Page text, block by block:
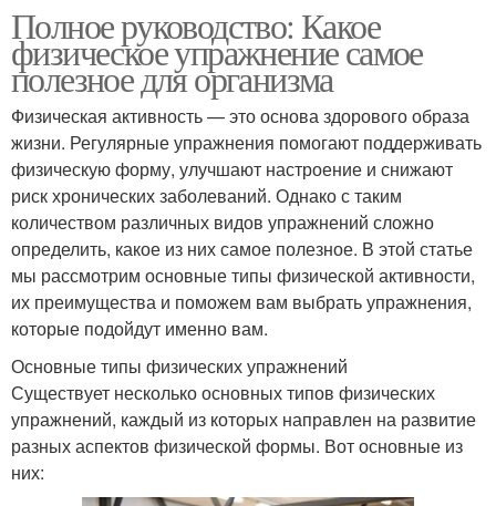
Полное руководство: Какое
физическое упражнение самое
полезное для организма
Физическая активность — это основа здорового образа
жизни. Регулярные упражнения помогают поддерживать
физическую форму, улучшают настроение и снижают
риск хронических заболеваний. Однако с таким
количеством различных видов упражнений сложно
определить, какое из них самое полезное. В этой статье
мы рассмотрим основные типы физической активности,
их преимущества и поможем вам выбрать упражнения,
которые подойдут именно вам.
Основные типы физических упражнений
Существует несколько основных типов физических
упражнений, каждый из которых направлен на развитие
разных аспектов физической формы. Вот основные из
них: